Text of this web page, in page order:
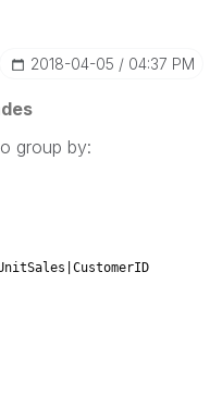
‎2018-04-05 04:37 PM
group by: